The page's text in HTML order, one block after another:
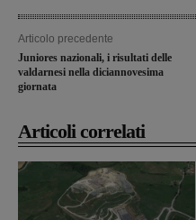
Articolo precedente
Juniores nazionali, i risultati delle
valdarnesi nella diciannovesima
giornata
Articoli correlati